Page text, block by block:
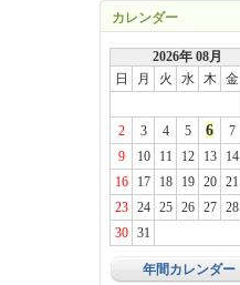
カレンダー
2026年 08月
日
月 火 水 木 金
2
3 4 5 6 7
9
10 11 12 13 14
16
17 18 19 20 21
23
24 25 26 27 28
30
31
年間カレンダー